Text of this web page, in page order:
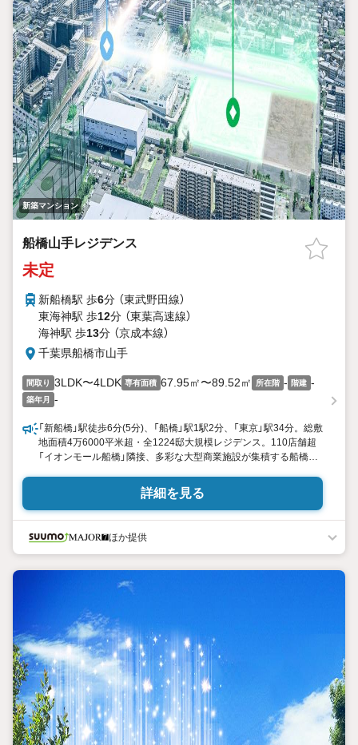
新築マンション
船橋山手レジデンス
未定
新船橋駅 歩6分 （東武野田線）
東海神駅 歩12分 （東葉高速線）
海神駅 歩13分 （京成本線）
千葉県船橋市山手
間取り 3LDK〜4LDK 専有面積 67.95㎡〜89.52㎡ 所在階 - 階建 -
築年月 -
「新船橋」駅徒歩6分(5分)、「船橋」駅1駅2分、「東京」駅34分。総敷
地面積4万6000平米超・全1224邸大規模レジデンス。110店舗超
「イオンモール船橋」隣接、多彩な大型商業施設が集積する船橋駅
認証、ZEH基準、低炭素建築物認定取得
詳細を見る
ほか提供